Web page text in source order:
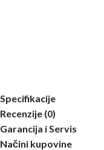
Specifikacije
Recenzije (0)
Garancija i Servis
Načini kupovine